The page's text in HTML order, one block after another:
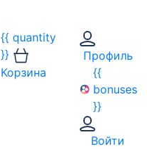
{{ quantity
}}
Корзина
Профиль
{{
bonuses
}}
Войти